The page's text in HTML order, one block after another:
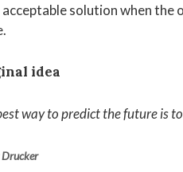
acceptable solution when
idea
way to predict the future is
Drucker